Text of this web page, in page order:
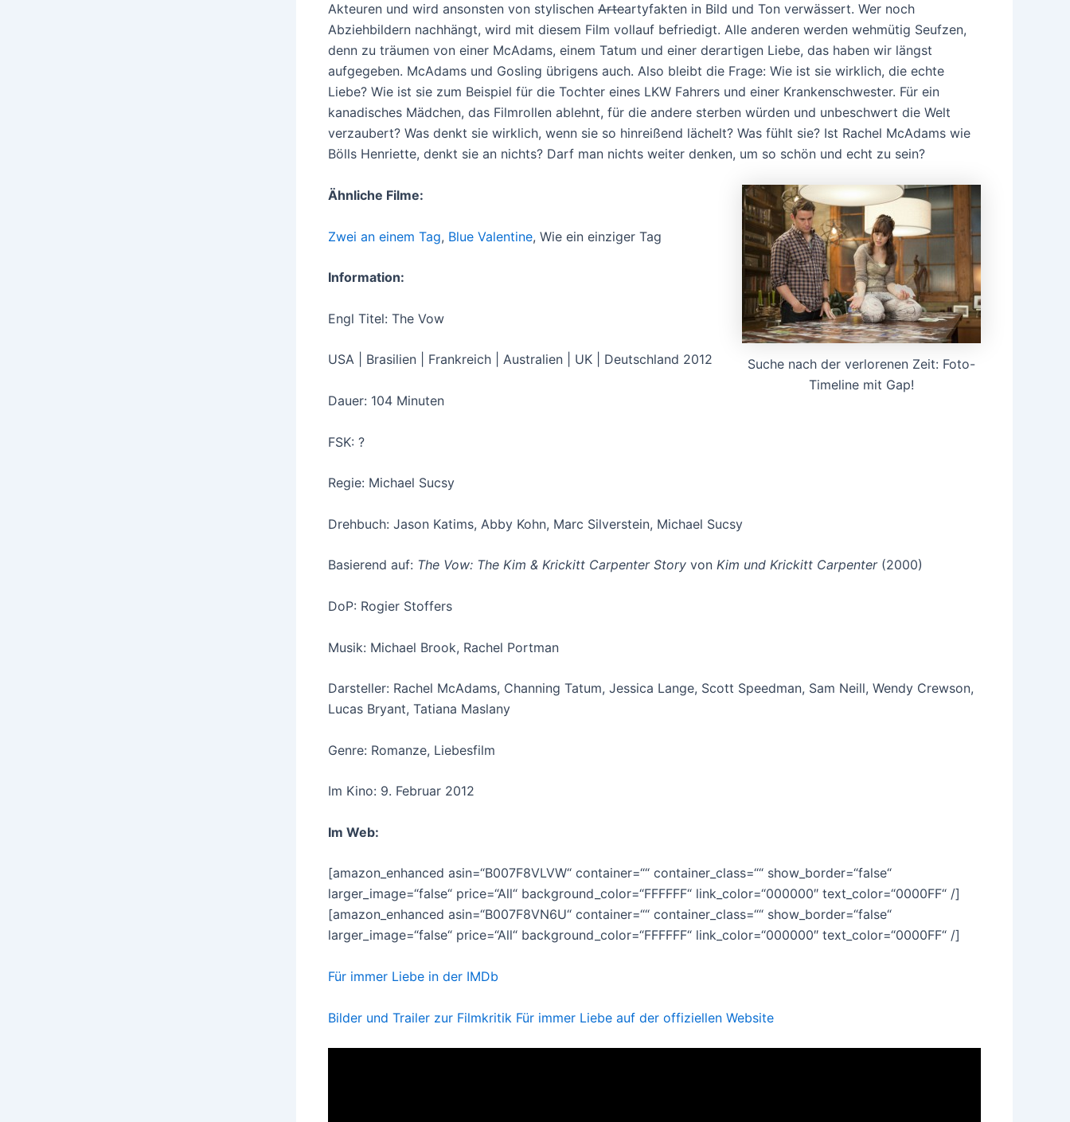
Akteuren und wird ansonsten von stylischen Arteartyfakten in Bild und Ton verwässert. Wer noch
Abziehbildern nachhängt, wird mit diesem Film vollauf befriedigt. Alle anderen werden wehmütig Seufzen,
denn zu träumen von einer McAdams, einem Tatum und einer derartigen Liebe, das haben wir längst
aufgegeben. McAdams und Gosling übrigens auch. Also bleibt die Frage: Wie ist sie wirklich, die echte
Liebe? Wie ist sie zum Beispiel für die Tochter eines LKW Fahrers und einer Krankenschwester. Für ein
kanadisches Mädchen, das Filmrollen ablehnt, für die andere sterben würden und unbeschwert die Welt
verzaubert? Was denkt sie wirklich, wenn sie so hinreißend lächelt? Was fühlt sie? Ist Rachel McAdams wie
Bölls Henriette, denkt sie an nichts? Darf man nichts weiter denken, um so schön und echt zu sein?
Suche nach der verlorenen Zeit: Foto-
Timeline mit Gap!
Ähnliche Filme:
Zwei an einem Tag, Blue Valentine, Wie ein einziger Tag
Information:
Engl Titel: The Vow
USA | Brasilien | Frankreich | Australien | UK | Deutschland 2012
Dauer: 104 Minuten
FSK: ?
Regie: Michael Sucsy
Drehbuch: Jason Katims, Abby Kohn, Marc Silverstein, Michael Sucsy
Basierend auf: The Vow: The Kim & Krickitt Carpenter Story von Kim und Krickitt Carpenter(2000)
DoP: Rogier Stoffers
Musik: Michael Brook, Rachel Portman
Darsteller: Rachel McAdams, Channing Tatum, Jessica Lange, Scott Speedman, Sam Neill, Wendy Crewson,
Lucas Bryant, Tatiana Maslany
Genre: Romanze, Liebesfilm
Im Kino: 9. Februar 2012
Im Web:
[amazon_enhanced asin=“B007F8VLVW“ container=““ container_class=““ show_border=“false“
larger_image=“false“ price=“All“ background_color=“FFFFFF“ link_color=“000000″ text_color=“0000FF“ /]
[amazon_enhanced asin=“B007F8VN6U“ container=““ container_class=““ show_border=“false“
larger_image=“false“ price=“All“ background_color=“FFFFFF“ link_color=“000000″ text_color=“0000FF“ /]
Für immer Liebe in der IMDb
Bilder und Trailer zur Filmkritik Für immer Liebe auf der offiziellen Website